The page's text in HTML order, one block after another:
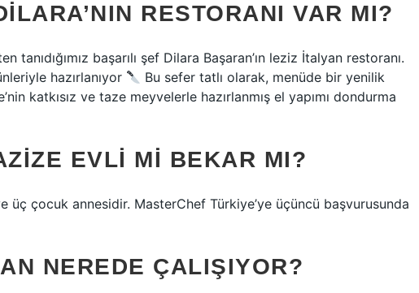
RESTORANI VAR MI?
tanıdığımız başarılı şef Dilara Başaran’ın leziz İtalyan restoranı.
hazırlanıyor
Bu sefer tatlı olarak, menüde bir yenilik
katkısız ve taze meyvelerle hazırlanmış el yapımı dondurma
EVLI MI BEKAR MI?
üç çocuk annesidir. MasterChef Türkiye’ye üçüncü başvurusunda
NEREDE ÇALIŞIYOR?